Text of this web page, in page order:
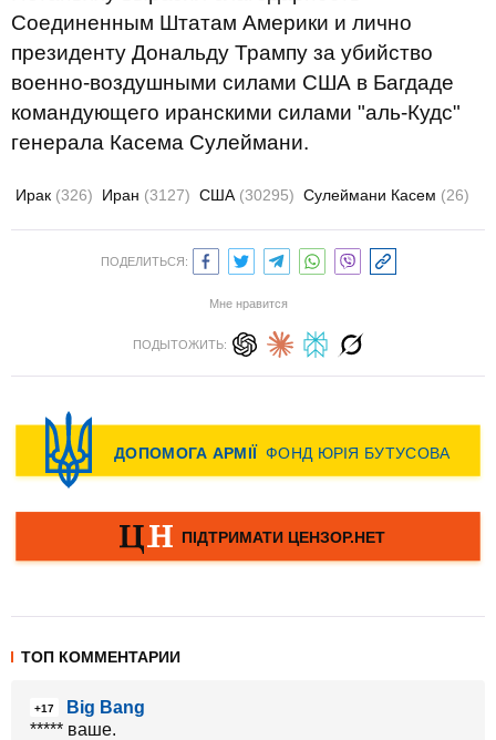
Соединенным Штатам Америки и лично
президенту Дональду Трампу за убийство
военно-воздушными силами США в Багдаде
командующего иранскими силами "аль-Кудс"
генерала Касема Сулеймани.
Ирак (326) Иран (3127) США (30295) Сулеймани Касем (26)
ПОДЕЛИТЬСЯ:
Мне нравится
ПОДЫТОЖИТЬ:
ТОП КОММЕНТАРИИ
+17
Big Bang
***** ваше.